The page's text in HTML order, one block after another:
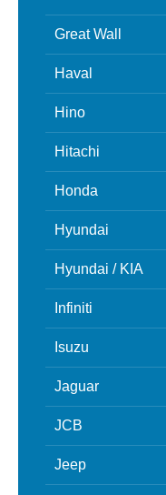
Great Wall
Haval
Hino
Hitachi
Honda
Hyundai
Hyundai / KIA
Infiniti
Isuzu
Jaguar
JCB
Jeep